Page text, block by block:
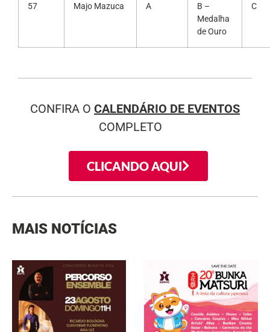
57 Majo Mazuca A
B –
Medalha
de Ouro
C
CONFIRA O CALENDÁRIO DE EVENTOS
COMPLETO
CLICANDO AQUI
MAIS NOTÍCIAS